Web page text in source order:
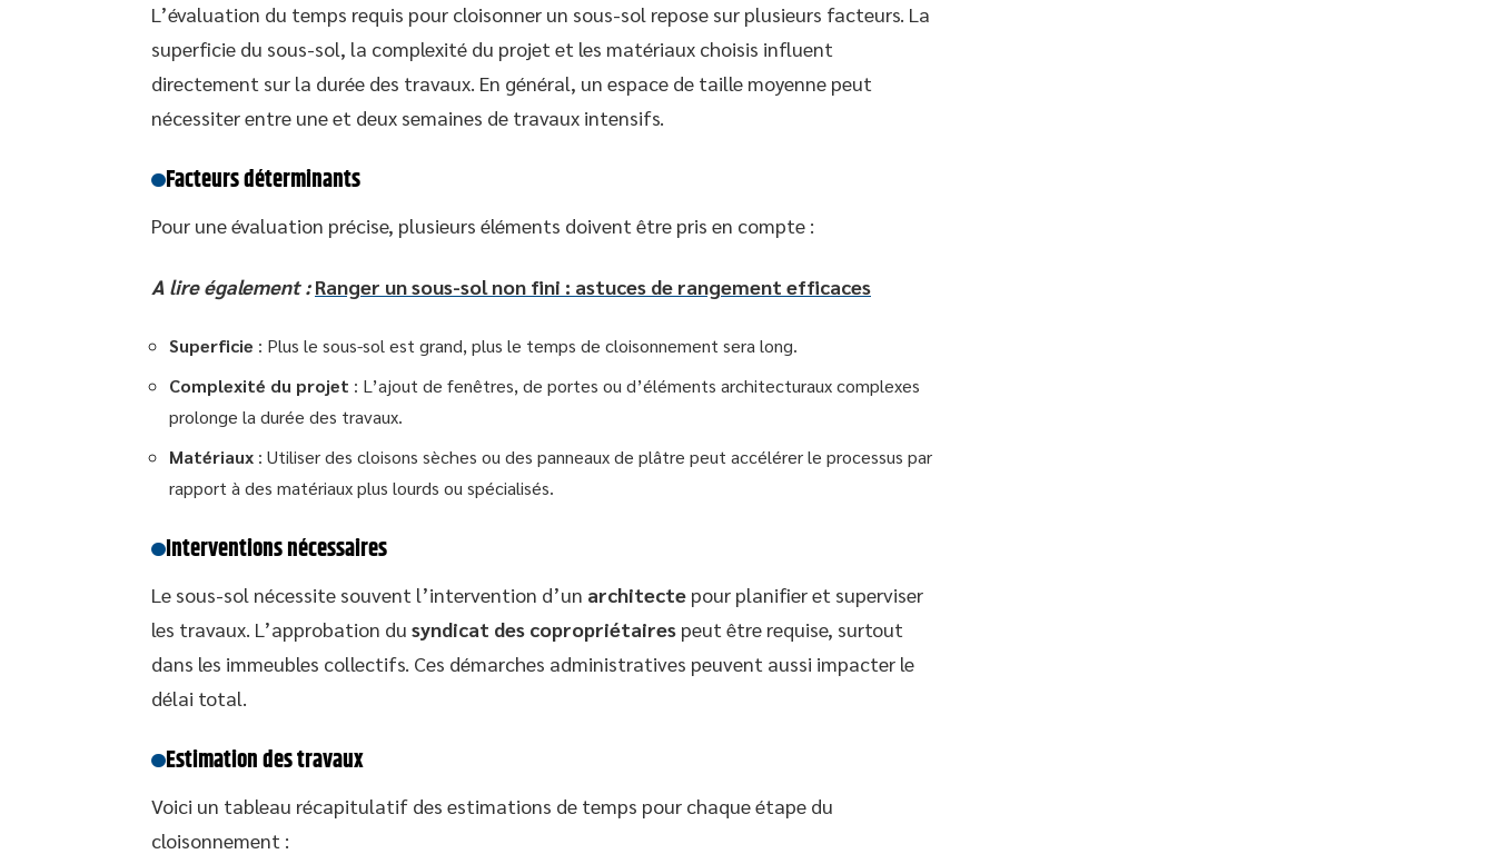
L’évaluation du temps requis pour cloisonner un sous-sol repose sur plusieurs facteurs. La
superficie du sous-sol, la complexité du projet et les matériaux choisis influent
directement sur la durée des travaux. En général, un espace de taille moyenne peut
nécessiter entre une et deux semaines de travaux intensifs.
Facteurs déterminants
Pour une évaluation précise, plusieurs éléments doivent être pris en compte :
A lire également : Ranger un sous-sol non fini : astuces de rangement efficaces
Superficie : Plus le sous-sol est grand, plus le temps de cloisonnement sera long.
Complexité du projet : L’ajout de fenêtres, de portes ou d’éléments architecturaux complexes
prolonge la durée des travaux.
Matériaux : Utiliser des cloisons sèches ou des panneaux de plâtre peut accélérer le processus par
rapport à des matériaux plus lourds ou spécialisés.
Interventions nécessaires
Le sous-sol nécessite souvent l’intervention d’un architecte pour planifier et superviser
les travaux. L’approbation du syndicat des copropriétaires peut être requise, surtout
dans les immeubles collectifs. Ces démarches administratives peuvent aussi impacter le
délai total.
Estimation des travaux
Voici un tableau récapitulatif des estimations de temps pour chaque étape du
cloisonnement :